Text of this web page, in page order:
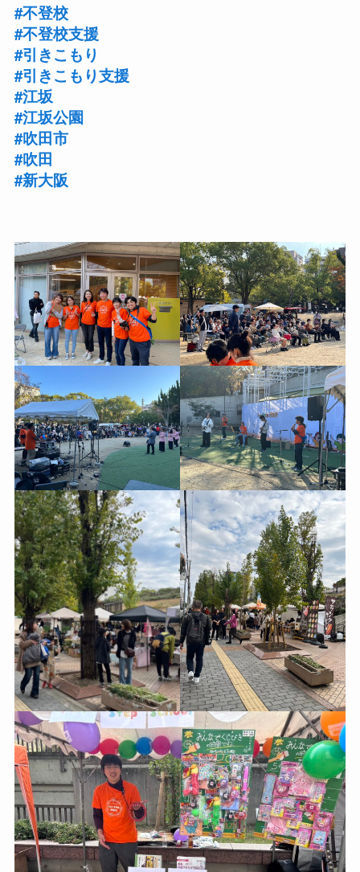
#不登校
#不登校支援
#引きこもり
#引きこもり支援
#江坂
#江坂公園
#吹田市
#吹田
#新大阪